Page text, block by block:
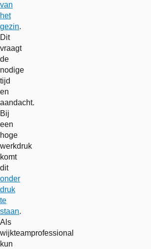
van
het
gezin.
Dit
vraagt
de
nodige
tijd
en
aandacht.
Bij
een
hoge
werkdruk
komt
dit
onder
druk
te
staan.
Als
wijkteamprofessional
kun